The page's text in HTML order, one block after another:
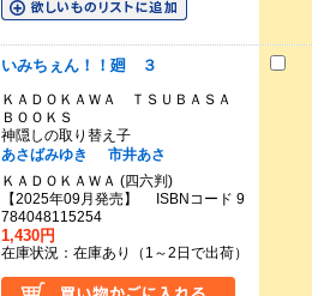
いみちぇん！！廻 ３
ＫＡＤＯＫＡＷＡ ＴＳＵＢＡＳＡ
ＢＯＯＫＳ
神隠しの取り替え子
あさばみゆき
市井あさ
ＫＡＤＯＫＡＷＡ (四六判)
【2025年09月発売】 ISBNコード 9
784048115254
1,430円
在庫状況：在庫あり（1～2日で出荷）